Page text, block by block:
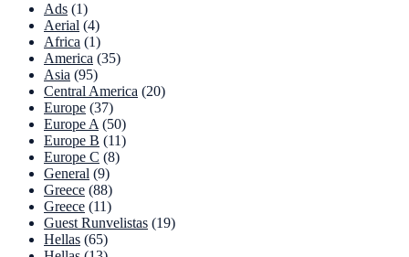
Ads (1)
Aerial (4)
Africa (1)
America (35)
Asia (95)
Central America (20)
Europe (37)
Europe A (50)
Europe B (11)
Europe C (8)
General (9)
Greece (88)
Greece (11)
Guest Runvelistas (19)
Hellas (65)